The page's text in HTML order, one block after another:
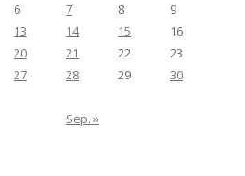
6 7 8
9
13 14 15
16
20 21 22
23
27 28 29
30
Sep. »